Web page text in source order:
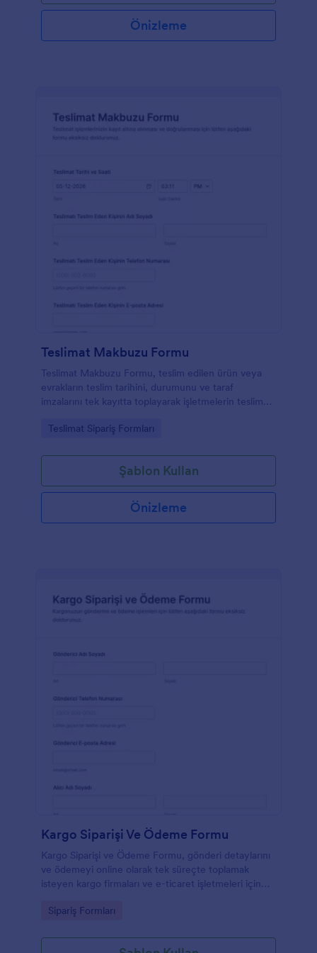
gereken formdaki alanları doldurup tüm istemleri
kontrol ettiğinizden emin olmanız. Eğer transferiniz
ortaklar arasında yapılacaksa, formunuzun iki ortak
kolaylaştırır. Kodlamaya gerek bile yok!
Önizleme
Teslimat Makbuzu Formu
Teslimat Makbuzu Formu, teslim edilen ürün veya
evrakların teslim tarihini, durumunu ve taraf
imzalarını tek kayıtta toplayarak işletmelerin teslimat
Go to Category:
Teslimat Sipariş Formları
Şablon Kullan
Önizleme
Kargo Siparişi Ve Ödeme Formu
Kargo Siparişi ve Ödeme Formu, gönderi detaylarını
ve ödemeyi online olarak tek süreçte toplamak
isteyen kargo firmaları ve e-ticaret işletmeleri için
Go to Category:
Sipariş Formları